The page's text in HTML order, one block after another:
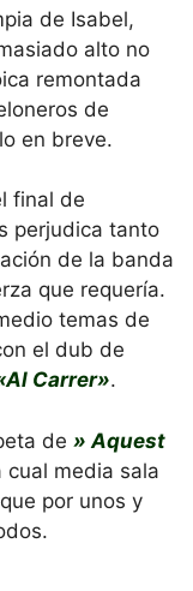
de Isabel,
alto no
remontada
de
en breve.
final de
perjudica tanto
de la banda
que requería.
temas de
el dub de
Carrer».
de » Aquest
media sala
por unos y